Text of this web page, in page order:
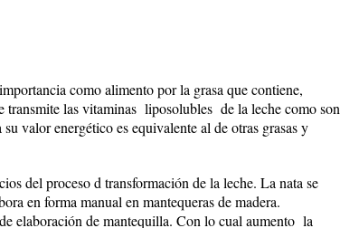
como alimento por la grasa que contiene,
transmite las vitaminas liposolubles de la leche como son
valor energético es equivalente al de otras grasas y
del proceso d transformación de la leche. La nata se
en forma manual en mantequeras de madera.
elaboración de mantequilla. Con lo cual aumento la